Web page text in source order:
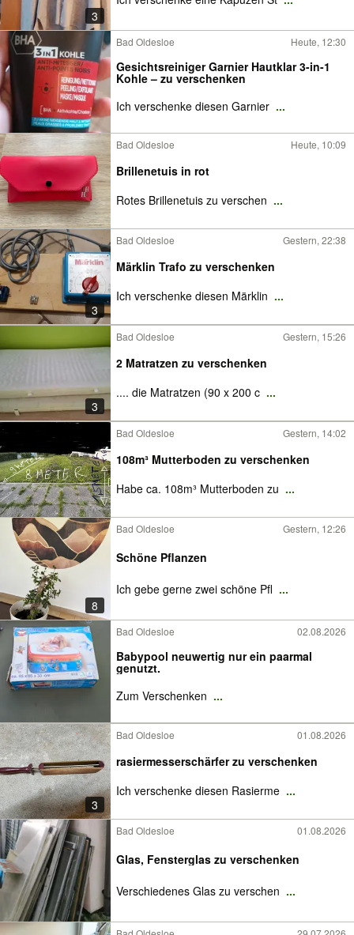
3
Bad Oldesloe Heute, 12:30
Gesichtsreiniger Garnier Hautklar 3-in-1
Kohle – zu verschenken
Ich verschenke diesen Garnier ...
Bad Oldesloe Heute, 10:09
Brillenetuis in rot
Rotes Brillenetuis zu verschen ...
3
Bad Oldesloe Gestern, 22:38
Märklin Trafo zu verschenken
Ich verschenke diesen Märklin ...
3
Bad Oldesloe Gestern, 15:26
2 Matratzen zu verschenken
.... die Matratzen (90 x 200 c ...
Bad Oldesloe Gestern, 14:02
108m³ Mutterboden zu verschenken
Habe ca. 108m³ Mutterboden zu ...
8
Bad Oldesloe Gestern, 12:26
Schöne Pflanzen
Ich gebe gerne zwei schöne Pfl ...
Bad Oldesloe 02.08.2026
Babypool neuwertig nur ein paarmal
genutzt.
Zum Verschenken ...
3
Bad Oldesloe 01.08.2026
rasiermesserschärfer zu verschenken
Ich verschenke diesen Rasierme ...
Bad Oldesloe 01.08.2026
Glas, Fensterglas zu verschenken
Verschiedenes Glas zu verschen ...